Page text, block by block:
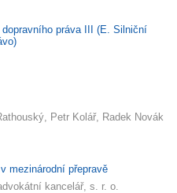
práva III (E. Silniční
Petr Kolář, Radek Novák
mezinárodní přepravě
kancelář, s. r. o.